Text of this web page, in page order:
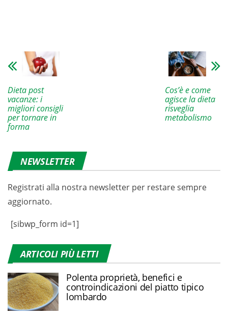
Dieta post
vacanze: i
migliori consigli
per tornare in
forma
Cos’è e come
agisce la dieta
risveglia
metabolismo
NEWSLETTER
Registrati alla nostra newsletter per restare sempre
aggiornato.
[sibwp_form id=1]
ARTICOLI PIÙ LETTI
Polenta proprietà, benefici e
controindicazioni del piatto tipico
lombardo